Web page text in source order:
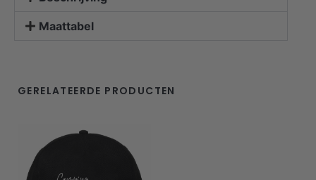
Maattabel
GERELATEERDE PRODUCTEN